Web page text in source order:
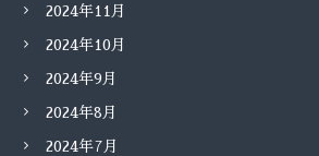
2024年11月
2024年10月
2024年9月
2024年8月
2024年7月